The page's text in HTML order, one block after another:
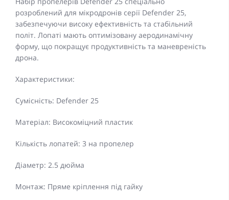
розроблений для мікродронів серії Defender 25,
забезпечуючи високу ефективність та стабільний
політ. Лопаті мають оптимізовану аеродинамічну
форму, що покращує продуктивність та маневреність
дрона.
Характеристики:
Сумісність: Defender 25
Матеріал: Високоміцний пластик
Кількість лопатей: 3 на пропелер
Діаметр: 2.5 дюйма
Монтаж: Пряме кріплення під гайку